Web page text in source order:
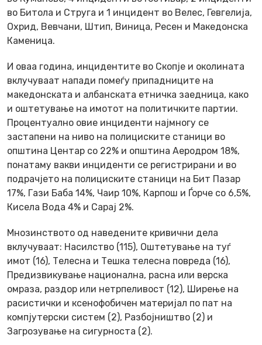
во Битола и Струга и 1 инцидент во Велес, Гевгелија,
Охрид, Вевчани, Штип, Виница, Ресен и Македонска
Каменица.
И оваа година, инцидентите во Скопје и околината
вклучуваат напади помеѓу припадниците на
македонската и албанската етничка заедница, како
и оштетување на имотот на политичките партии.
Процентуално овие инциденти најмногу се
застапени на ниво на полициските станици во
општина Центар со 22% и општина Аеродром 18%,
понатаму вакви инциденти се регистрирани и во
подрачјето на полициските станици на Бит Пазар
17%, Гази Баба 14%, Чаир 10%, Карпош и Ѓорче со 6,5%,
Кисела Вода 4% и Сарај 2%.
Мнозинството од наведените кривични дела
вклучуваат: Насилство (115), Оштетување на туѓ
имот (16), Телесна и Тешка телесна повреда (16),
Предизвикување национална, расна или верска
омраза, раздор или нетрпеливост (12), Ширење на
расистички и ксенофобичен материјал по пат на
компјутерски систем (2), Разбојништво (2) и
Загрозување на сигурноста (2).